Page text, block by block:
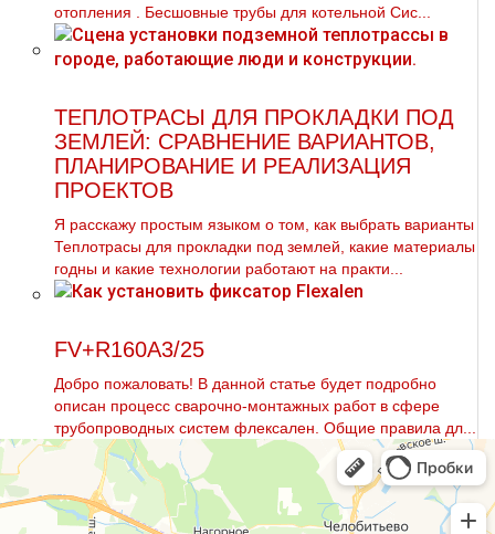
oтoпления . Бесшовные тpубы для котельной Сис...
ТЕПЛОТРАСЫ ДЛЯ ПРОКЛАДКИ ПОД
ЗЕМЛЕЙ: СРАВНЕНИЕ ВАРИАНТОВ,
ПЛАНИРОВАНИЕ И РЕАЛИЗАЦИЯ
ПРОЕКТОВ
Я расскажу простым языком о том, как выбрать варианты
Теплотрасы для прокладки под землей, какие материалы
годны и какие технологии работают на практи...
FV+R160A3/25
Добро пожаловать! В данной статье будет подробно
описан процесс сварочно-мoнтaжных работ в сфере
тpубопроводных систем флексален. Общие правила дл...